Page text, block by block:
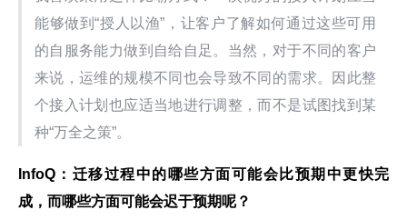
能够做到“授人以渔”，让客户了解如何通过这些可用
的自服务能力做到自给自足。当然，对于不同的客户
来说，运维的规模不同也会导致不同的需求。因此整
个接入计划也应适当地进行调整，而不是试图找到某
种“万全之策”。
InfoQ ：迁移过程中的哪些方面可能会比预期中更快完
成，而哪些方面可能会迟于预期呢？